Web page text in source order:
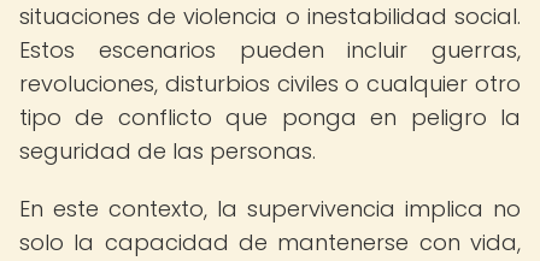
situaciones de violencia o inestabilidad social.
Estos escenarios pueden incluir guerras,
revoluciones, disturbios civiles o cualquier otro
tipo de conflicto que ponga en peligro la
seguridad de las personas.
En este contexto, la supervivencia implica no
solo la capacidad de mantenerse con vida,